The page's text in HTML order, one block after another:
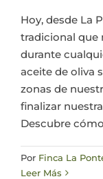
Hoy, desde La
tradicional que
durante
aceite de oliva
zonas de
finalizar
Descubre cómo
Por Finca La
Leer Más